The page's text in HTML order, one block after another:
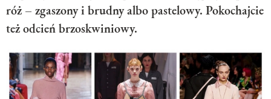
róż – zgaszony i brudny albo pastelowy. Pokochajcie
też odcień brzoskwiniowy.